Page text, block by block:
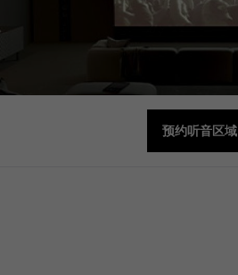
预约听音区域